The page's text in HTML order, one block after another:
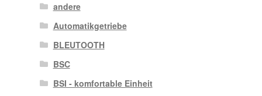
andere
Automatikgetriebe
BLEUTOOTH
BSC
BSI - komfortable Einheit